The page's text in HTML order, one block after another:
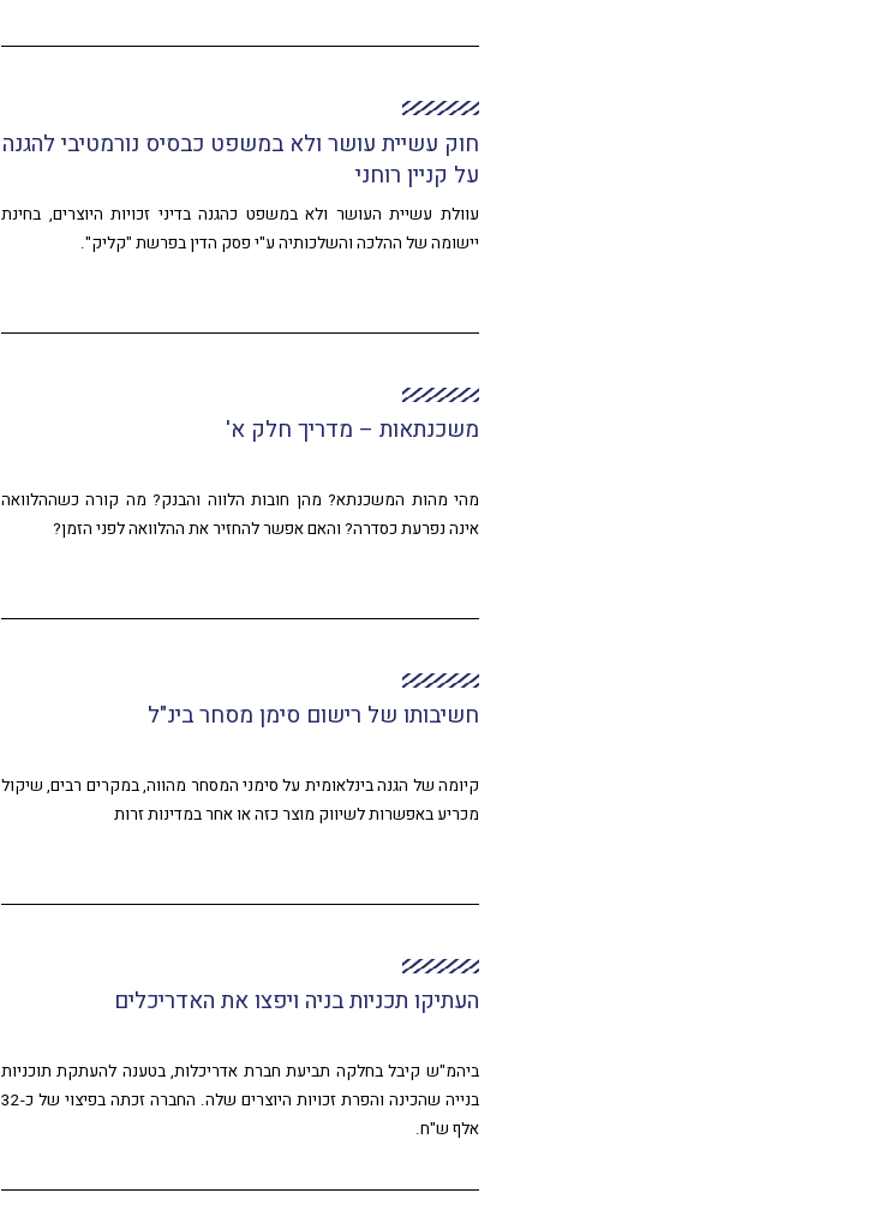
חוק עשיית עושר ולא במשפט כבסיס נורמטיבי להגנה
על קניין רוחני
עוולת עשיית העושר ולא במשפט כהגנה בדיני זכויות היוצרים, בחינת
יישומה של ההלכה והשלכותיה ע"י פסק הדין בפרשת "קליק".
משכנתאות – מדריך חלק א'
מהי מהות המשכנתא? מהן חובות הלווה והבנק? מה קורה כשההלוואה
אינה נפרעת כסדרה? והאם אפשר להחזיר את ההלוואה לפני הזמן?
חשיבותו של רישום סימן מסחר בינ"ל
קיומה של הגנה בינלאומית על סימני המסחר מהווה, במקרים רבים, שיקול
מכריע באפשרות לשיווק מוצר כזה או אחר במדינות זרות
העתיקו תכניות בניה ויפצו את האדריכלים
ביהמ"ש קיבל בחלקה תביעת חברת אדריכלות, בטענה להעתקת תוכניות
בנייה שהכינה והפרת זכויות היוצרים שלה. החברה זכתה בפיצוי של כ-32
אלף ש"ח.